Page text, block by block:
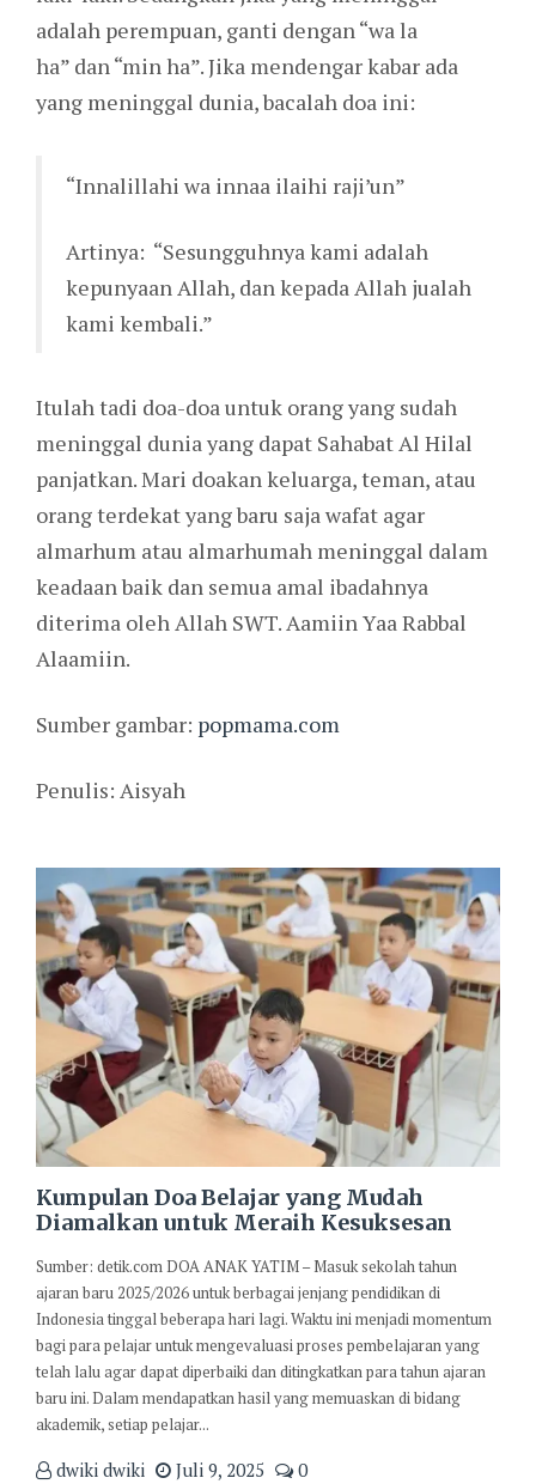
adalah perempuan, ganti dengan “wa la
ha” dan “min ha”. Jika mendengar kabar ada
yang meninggal dunia, bacalah doa ini:
“Innalillahi wa innaa ilaihi raji’un”
Artinya: “Sesungguhnya kami adalah
kepunyaan Allah, dan kepada Allah jualah
kami kembali.”
Itulah tadi doa-doa untuk orang yang sudah
meninggal dunia yang dapat Sahabat Al Hilal
panjatkan. Mari doakan keluarga, teman, atau
orang terdekat yang baru saja wafat agar
almarhum atau almarhumah meninggal dalam
keadaan baik dan semua amal ibadahnya
diterima oleh Allah SWT. Aamiin Yaa Rabbal
Alaamiin.
Sumber gambar: popmama.com
Penulis: Aisyah
Kumpulan Doa Belajar yang Mudah
Diamalkan untuk Meraih Kesuksesan
Sumber: detik.com DOA ANAK YATIM – Masuk sekolah tahun
ajaran baru 2025/2026 untuk berbagai jenjang pendidikan di
Indonesia tinggal beberapa hari lagi. Waktu ini menjadi momentum
bagi para pelajar untuk mengevaluasi proses pembelajaran yang
telah lalu agar dapat diperbaiki dan ditingkatkan para tahun ajaran
baru ini. Dalam mendapatkan hasil yang memuaskan di bidang
akademik, setiap pelajar...
dwiki dwiki Juli 9, 2025 0